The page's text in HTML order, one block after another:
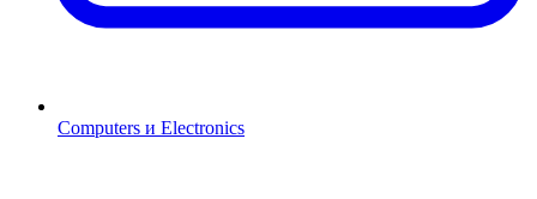
Computers и Electronics